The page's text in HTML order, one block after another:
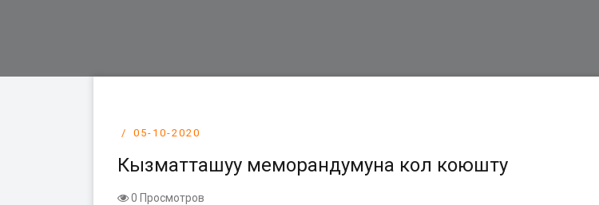
05-10-2020
Кызматташуу меморандумуна кол коюшту
0 Просмотров